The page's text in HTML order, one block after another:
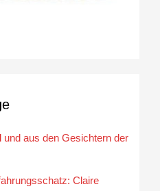
aus den Gesichtern der
Claire